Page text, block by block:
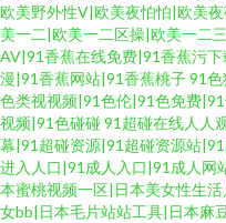
欧美野外性V|欧美夜怕怕|欧美
美一二|欧美一二区操|欧美一二三
AV|91香蕉在线免费|91香蕉污
漫|91香蕉网站|91香蕉桃子91色
色类视视频|91色伦|91色免费
视频|91色碰碰91超碰在线人人
幕|91超碰资源|91超碰资源站
进入人口|91成人入口|91成人网
本蜜桃视频一区|日本美女性生
女bb|日本毛片站站工具|日本麻